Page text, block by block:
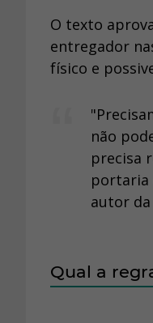
O texto
entregador
físico e
não
precisa
portaria
autor da
Qual a